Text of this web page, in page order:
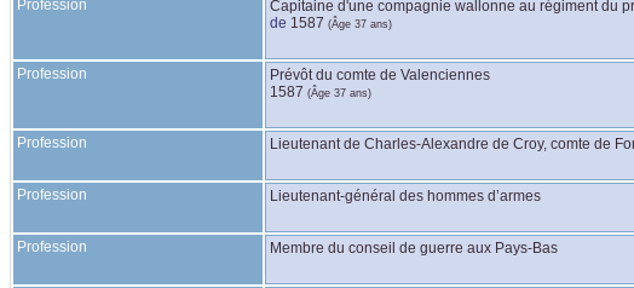
Profession
Capitaine d'une compagnie wallonne au régiment du
de 1587 (Âge 37 ans)
Profession
Prévôt du comte de Valenciennes
1587 (Âge 37 ans)
Profession Lieutenant de Charles-Alexandre de Croy, comte de
Profession Lieutenant-général des hommes d’armes
Profession Membre du conseil de guerre aux Pays-Bas